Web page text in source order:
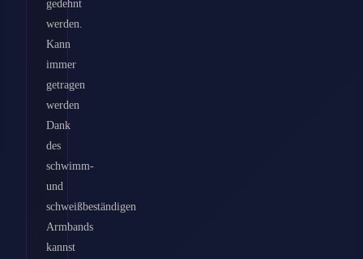
gedehnt
werden.
Kann
immer
getragen
werden
Dank
des
schwimm-
und
schweißbeständigen
Armbands
kannst